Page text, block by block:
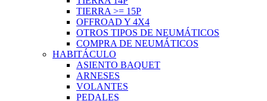
TIERRA >= 15P
OFFROAD Y 4X4
OTROS TIPOS DE NEUMÁTICOS
COMPRA DE NEUMÁTICOS
HABITÁCULO
ASIENTO BAQUET
ARNESES
VOLANTES
PEDALES